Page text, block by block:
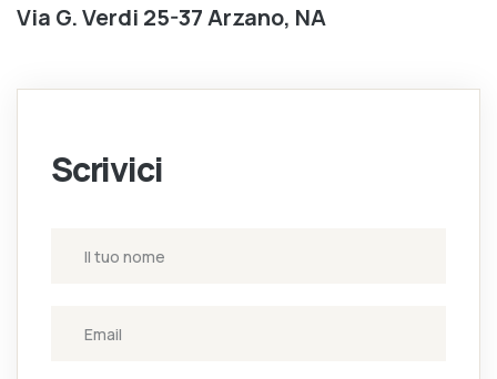
Via G. Verdi 25-37 Arzano, NA
Scrivici